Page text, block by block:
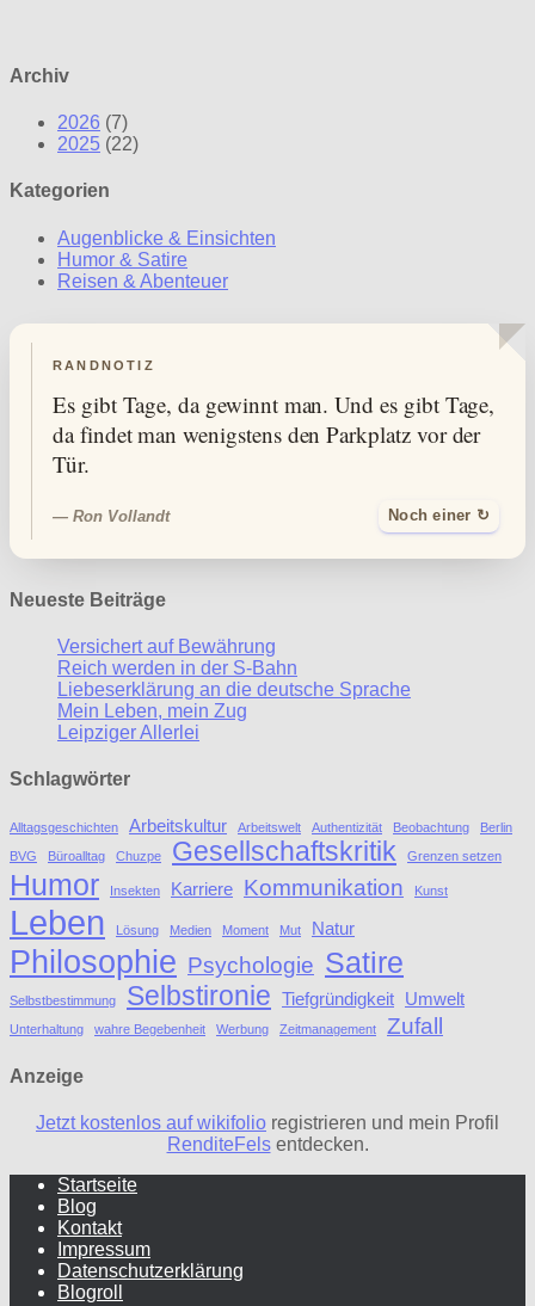
Archiv
2026 (7)
2025 (22)
Kategorien
Augenblicke & Einsichten
Humor & Satire
Reisen & Abenteuer
RANDNOTIZ
Es gibt Tage, da gewinnt man. Und es gibt Tage,
da findet man wenigstens den Parkplatz vor der
Tür.
— Ron Vollandt Noch einer ↻
Neueste Beiträge
Versichert auf Bewährung
Reich werden in der S-Bahn
Liebeserklärung an die deutsche Sprache
Mein Leben, mein Zug
Leipziger Allerlei
Schlagwörter
Alltagsgeschichten Arbeitskultur Arbeitswelt Authentizität Beobachtung
Berlin
BVG
Büroalltag Chuzpe Gesellschaftskritik Grenzen setzen
Humor Insekten Karriere Kommunikation Kunst
Leben Lösung Medien Moment Mut Natur
Philosophie Psychologie Satire
Selbstbestimmung Selbstironie Tiefgründigkeit Umwelt
Unterhaltung wahre Begebenheit Werbung Zeitmanagement Zufall
Anzeige
Jetzt kostenlos auf wikifolio registrieren und mein Profil
RenditeFelsentdecken.
Startseite
Blog
Kontakt
Impressum
Datenschutzerklärung
Blogroll